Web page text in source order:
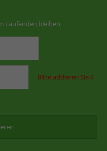
Laufenden bleiben
Bitte addieren Sie 4